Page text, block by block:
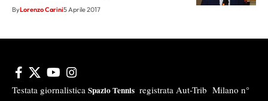
ByLorenzo Carini5 Aprile 2017
Testata giornalistica Spazio Tennis registrata Aut-Trib Milano n°